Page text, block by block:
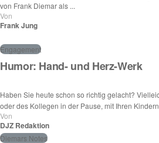
von Frank Diemar als ...
Von
Frank Jung
Engagement
Humor: Hand- und Herz-Werk
Haben Sie heute schon so richtig gelacht?
oder des Kollegen in der Pause, mit Ihren
Von
DJZ Redaktion
Diemars Notes